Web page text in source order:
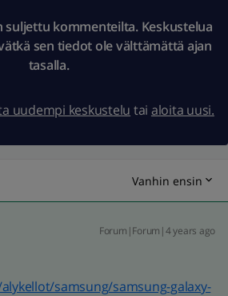
suljettu kommenteilta. Keskustelua
sen tiedot ole välttämättä ajan
tasalla.
uudempi keskustelu tai aloita uusi.
Vanhin ensin
Forum|Forum|4 years ago
samsung/samsung-galaxy-